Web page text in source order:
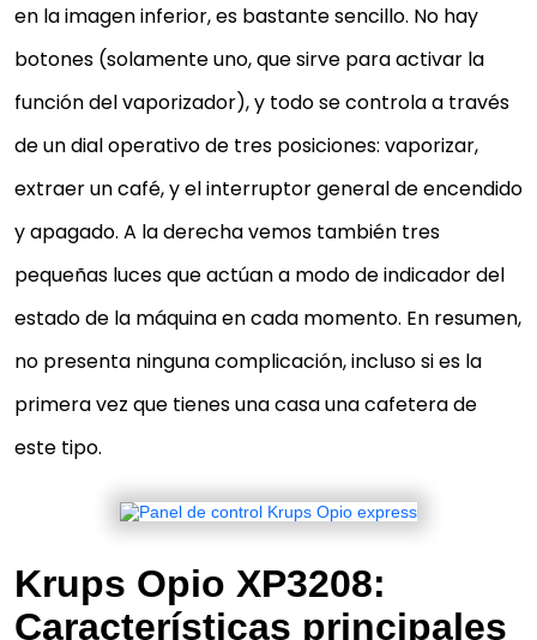
en la imagen inferior, es bastante sencillo. No hay
botones (solamente uno, que sirve para activar la
función del vaporizador), y todo se controla a través
de un dial operativo de tres posiciones: vaporizar,
extraer un café, y el interruptor general de encendido
y apagado. A la derecha vemos también tres
pequeñas luces que actúan a modo de indicador del
estado de la máquina en cada momento. En resumen,
no presenta ninguna complicación, incluso si es la
primera vez que tienes una casa una cafetera de
este tipo.
Krups Opio XP3208:
Características principales